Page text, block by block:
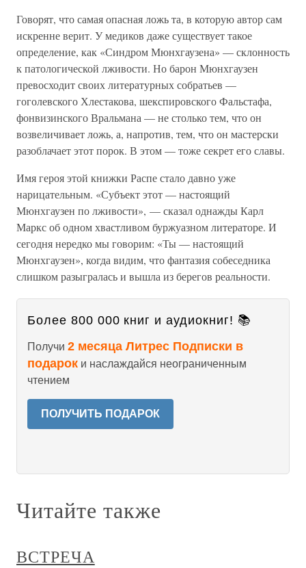
Говорят, что самая опасная ложь та, в которую автор сам
искренне верит. У медиков даже существует такое
определение, как «Синдром Мюнхгаузена» — склонность
к патологической лживости. Но барон Мюнхгаузен
превосходит своих литературных собратьев —
гоголевского Хлестакова, шекспировского Фальстафа,
фонвизинского Вральмана — не столько тем, что он
возвеличивает ложь, а, напротив, тем, что он мастерски
разоблачает этот порок. В этом — тоже секрет его славы.
Имя героя этой книжки Распе стало давно уже
нарицательным. «Субъект этот — настоящий
Мюнхгаузен по лживости», — сказал однажды Карл
Маркс об одном хвастливом буржуазном литераторе. И
сегодня нередко мы говорим: «Ты — настоящий
Мюнхгаузен», когда видим, что фантазия собеседника
слишком разыгралась и вышла из берегов реальности.
Более 800 000 книг и аудиокниг! 📚
Получи 2 месяца Литрес Подписки в
подарок и наслаждайся неограниченным
чтением
ПОЛУЧИТЬ ПОДАРОК
Читайте также
ВСТРЕЧА